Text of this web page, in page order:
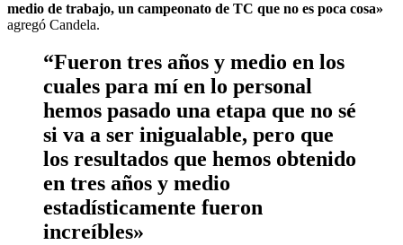
medio de trabajo, un campeonato de TC que no es poca cosa»
agregó Candela.
“Fueron tres años y medio en los
cuales para mí en lo personal
hemos pasado una etapa que no sé
si va a ser inigualable, pero que
los resultados que hemos obtenido
en tres años y medio
estadísticamente fueron
increíbles»